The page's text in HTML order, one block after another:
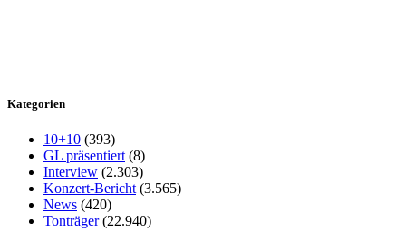
Kategorien
10+10 (393)
GL präsentiert (8)
Interview (2.303)
Konzert-Bericht (3.565)
News (420)
Tonträger(22.940)